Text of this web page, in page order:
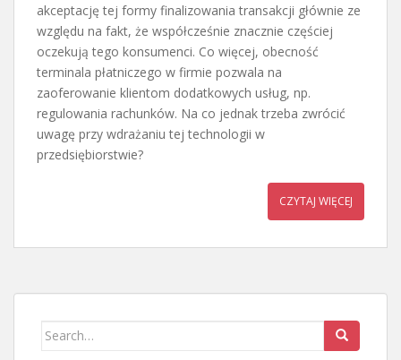
akceptację tej formy finalizowania transakcji głównie ze
względu na fakt, że współcześnie znacznie częściej
oczekują tego konsumenci. Co więcej, obecność
terminala płatniczego w firmie pozwala na
zaoferowanie klientom dodatkowych usług, np.
regulowania rachunków. Na co jednak trzeba zwrócić
uwagę przy wdrażaniu tej technologii w
przedsiębiorstwie?
CZYTAJ WIĘCEJ
Search